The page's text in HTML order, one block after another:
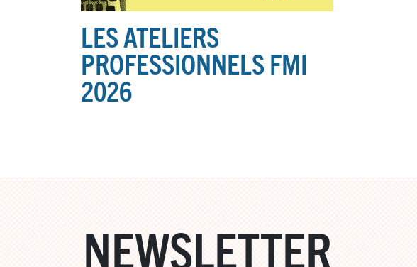
LES ATELIERS
PROFESSIONNELS FMI
2026
NEWSLETTER